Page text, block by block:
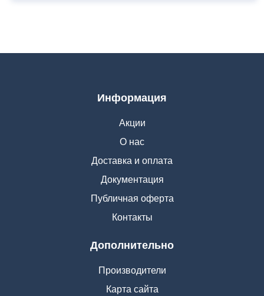
Информация
Акции
О нас
Доставка и оплата
Документация
Публичная оферта
Контакты
Дополнительно
Производители
Карта сайта